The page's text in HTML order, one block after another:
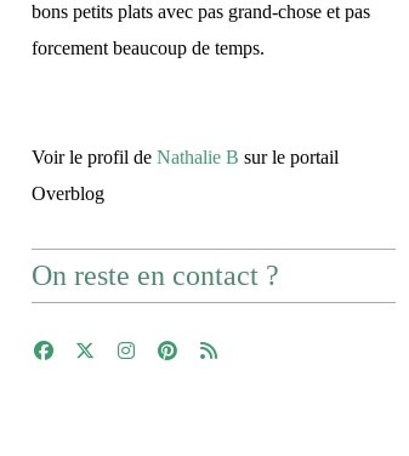
bons petits plats avec pas grand-chose et pas
forcement beaucoup de temps.
Voir le profil de Nathalie B sur le portail
Overblog
On reste en contact ?